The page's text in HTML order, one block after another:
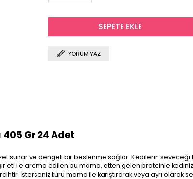
YORUM YAZ
Gr 24 Adet
sunar ve dengeli bir beslenme sağlar. Kedilerin seveceği
ile aroma edilen bu mama, etten gelen proteinle kedinizin
İsterseniz kuru mama ile karıştırarak veya ayrı olarak